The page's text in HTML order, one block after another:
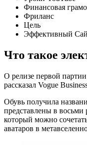
Финансовая
Фриланс
Цель
Эффективный
Что такое
О релизе первой
рассказал Vogue
Обувь получила
представлены в
который можно
аватаров в